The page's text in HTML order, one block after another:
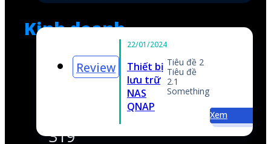
319
thanh.ltt@anfatech.com.vn
Ms. Thi: 0974037774
thi.nn@anfatech.com.vn
Ms. Trân: 0974024448
tran.nlb@anfatech.com.vn